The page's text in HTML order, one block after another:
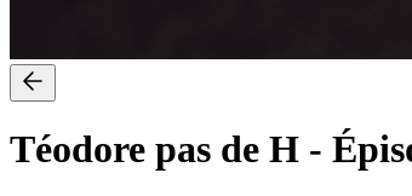
Téodore pas de H -